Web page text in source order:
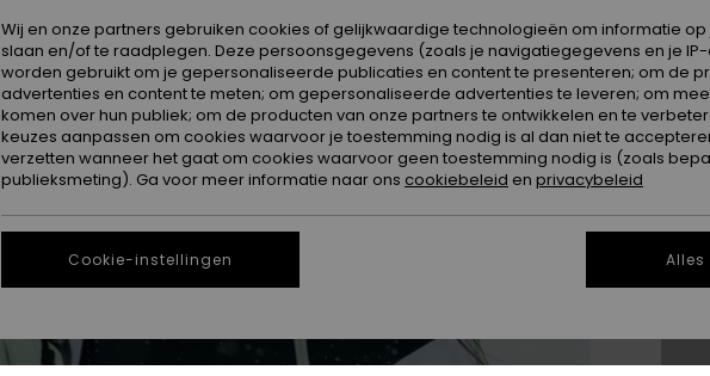
XS
Wij en onze partners gebruiken cookies of gelijkwaardige technologieën om informatie
slaan en/of te raadplegen. Deze persoonsgegevens (zoals je navigatiegegevens en je
worden gebruikt om je gepersonaliseerde publicaties en content te presenteren; om de
advertenties en content te meten; om gepersonaliseerde advertenties te leveren; om
komen over hun publiek; om de producten van onze partners te ontwikkelen en te
keuzes aanpassen om cookies waarvoor je toestemming nodig is al dan niet te
verzetten wanneer het gaat om cookies waarvoor geen toestemming nodig is (zoals
publieksmeting). Ga voor meer informatie naar ons cookiebeleid en privacybeleid
Cookie-instellingen Alles